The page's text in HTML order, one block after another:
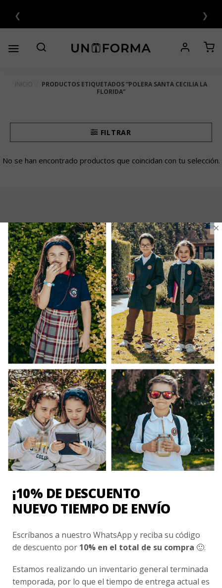
contenido
❮ ❯
INICIO
PRODUCTOS ETIQUETADOS “POLERA SANTA CECILIA LA
FLORIDA”
FILTRAR
No se han encontrado productos que coincidan con tu selección.
Ventas Por Mayor
Uniforme Escolar Genéricos
Uniforme Escolar Colegios
Uniforme Empresas
Uniforme Clínico
Esenciales
Ayuda Al Cliente
Contacto
¿Cómo Comprar?
Cambios y Devoluciones
¿Cómo Medirme?
Conocenos
Nosotros
Inversionistas
Newsletter signup
Subscríbete a nuestro Newsletter y obtén ofertas exclusivas y
novedades directamente en tu e-mail.
¡10% DE DESCUENTO
NUEVO TIEMPO DE ENVÍO
Escríbanos a nuestro WhatsApp y reciba su código
de descuento por 10% en el total de su compra 🙂.
Estamos realizando un inventario general terminada
temporada, por lo que el tiempo de entrega actual es
×